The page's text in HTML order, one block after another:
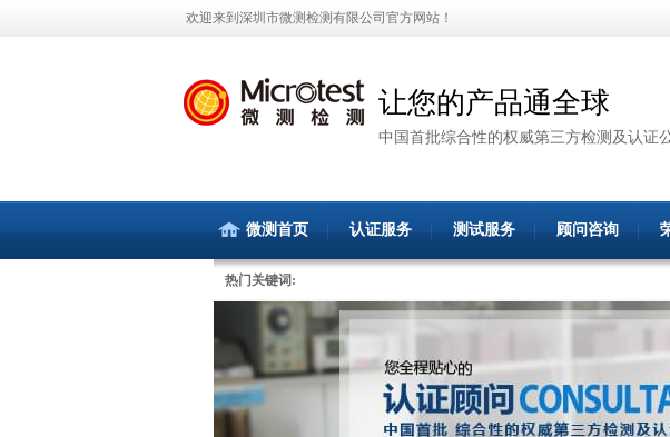
欢迎来到深圳市微测检测有限公司官方网站！
让您的产品通全球
中国首批综合性的权威第三方检测及认证
微测首页 认证服务 测试服务 顾问咨询
热门关键词: